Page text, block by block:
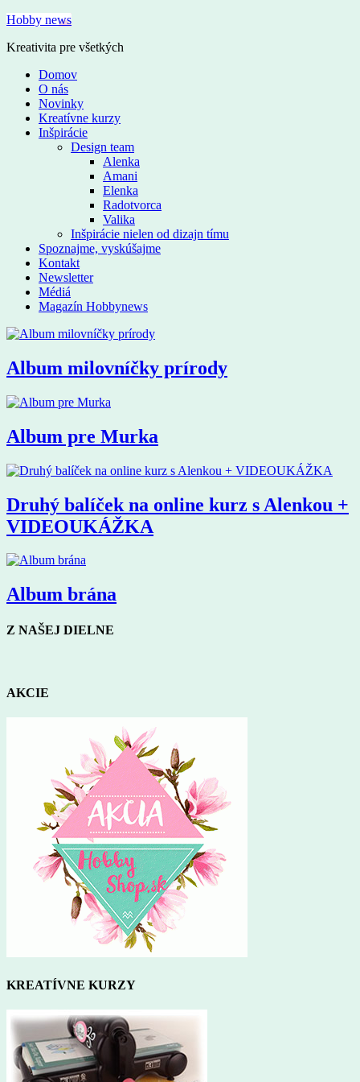
Hobby news
Kreativita pre všetkých
Domov
O nás
Novinky
Kreatívne kurzy
Inšpirácie
Design team
Alenka
Amani
Elenka
Radotvorca
Valika
Inšpirácie nielen od dizajn tímu
Spoznajme, vyskúšajme
Kontakt
Newsletter
Médiá
Magazín Hobbynews
Album milovníčky prírody
Album pre Murka
Druhý balíček na online kurz s Alenkou +
VIDEOUKÁŽKA
Album brána
Z NAŠEJ DIELNE
AKCIE
KREATÍVNE KURZY